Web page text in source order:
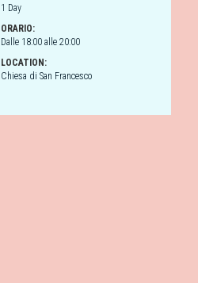
1 Day
ORARIO:
Dalle 18:00 alle 20:00
LOCATION:
Chiesa di San Francesco